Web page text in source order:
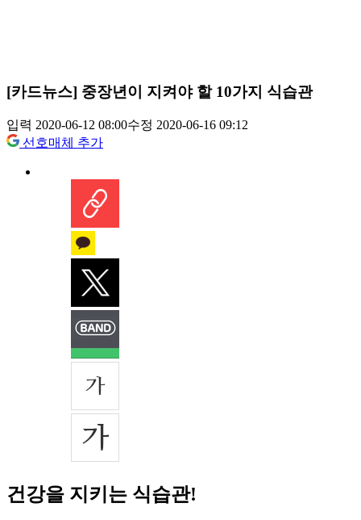
[카드뉴스] 중장년이 지켜야 할 10가지 식습관
입력 2020-06-12 08:00수정 2020-06-16 09:12
선호매체 추가
건강을 지키는 식습관!